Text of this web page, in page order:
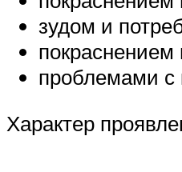
зудом и
проблемами
Характер